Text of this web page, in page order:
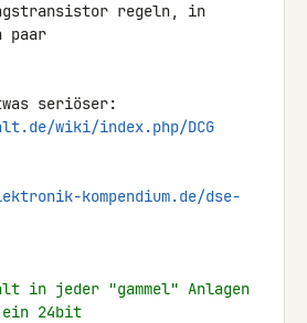
regeln, in
paar
wiki/index.php/DCG
kompendium.de/dse-
in jeder "gammel" Anlagen
ein 24bit